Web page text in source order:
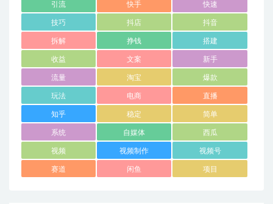
引流 快手 快速
技巧 抖店 抖音
拆解 挣钱 搭建
收益 文案 新手
流量 淘宝 爆款
玩法 电商 直播
知乎 稳定 简单
系统 自媒体 西瓜
视频 视频制作 视频号
赛道 闲鱼 项目